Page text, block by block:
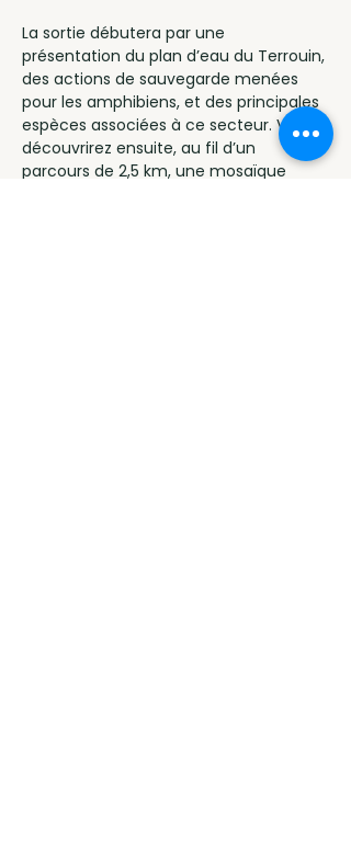
La sortie débutera par une
présentation du plan d’eau du Terrouin,
des actions de sauvegarde menées
pour les amphibiens, et des principales
espèces associées à ce secteur. Vous
découvrirez ensuite, au fil d’un
parcours de 2,5 km, une mosaïque